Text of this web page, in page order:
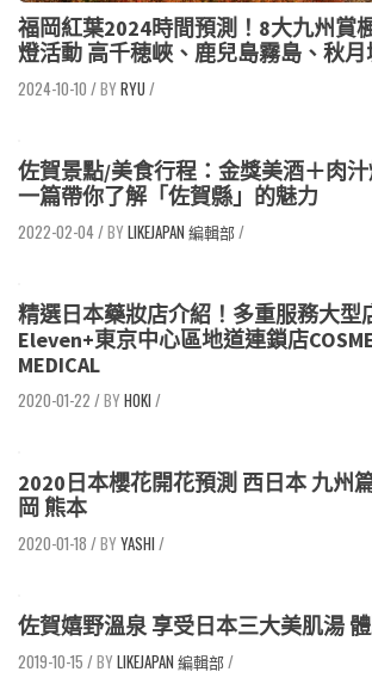
福岡紅葉2024時間預測！8大九州賞
燈活動 高千穂峽、鹿兒島霧島、秋月
2024-10-10 / RYU /
佐賀景點/美食行程：金獎美酒＋肉汁
一篇帶你了解「佐賀縣」的魅力
2022-02-04/ LIKEJAPAN 編輯部/
精選日本藥妝店介紹！多重服務大型
Eleven+東京中心區地道連鎖店
MEDICAL
2020-01-22 / HOKI /
2020日本櫻花開花預測 西日本 九州
岡 熊本
2020-01-18 / YASHI /
佐賀嬉野溫泉 享受日本三大美肌湯
2019-10-15 / LIKEJAPAN 編輯部/